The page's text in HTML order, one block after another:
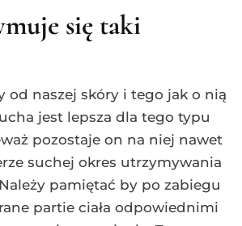
się taki
od naszej skóry i tego jak o nią
jest lepsza dla tego typu
pozostaje on na niej nawet
suchej okres utrzymywania
pamiętać by po zabiegu
partie ciała odpowiednimi